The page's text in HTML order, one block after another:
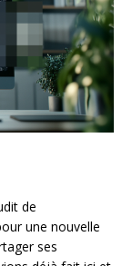
de
une nouvelle
ses